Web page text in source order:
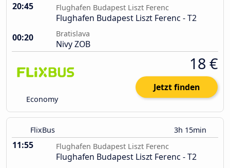
20:45 Flughafen Budapest Liszt Ferenc
Flughafen Budapest Liszt Ferenc - T2
00:20
Bratislava
Nivy ZOB
Economy
18 €
Jetzt finden
FlixBus 3h 15min
11:55 Flughafen Budapest Liszt Ferenc
Flughafen Budapest Liszt Ferenc - T2